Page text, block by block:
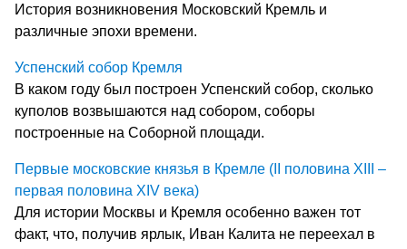
История возникновения Московский Кремль и
различные эпохи времени.
Успенский собор Кремля
В каком году был построен Успенский собор, сколько
куполов возвышаются над собором, соборы
построенные на Соборной площади.
Первые московские князья в Кремле (II половина XIII –
первая половина XIV века)
Для истории Москвы и Кремля особенно важен тот
факт, что, получив ярлык, Иван Калита не переехал в